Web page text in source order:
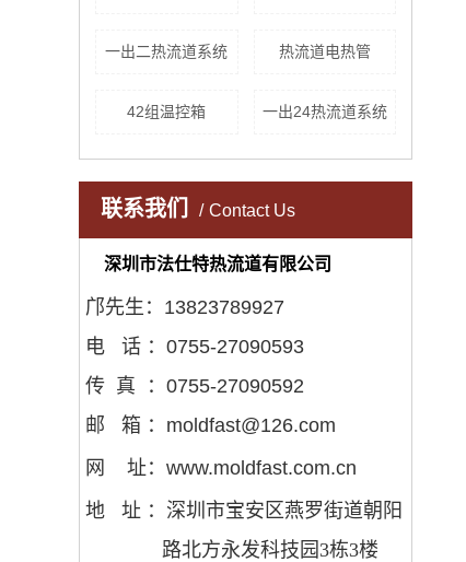
一出二热流道系统 热流道电热管
42组温控箱 一出24热流道系统
联系我们 Contact Us
深圳市法仕特热流道有限公司
邝先生：13823789927
电 话 ：0755-27090593
传 真 ：0755-27090592
邮 箱 ：moldfast@126.com
网 址：www.moldfast.com.cn
地 址 ： 深圳市宝安区燕罗街道朝阳
路北方永发科技园3栋3楼